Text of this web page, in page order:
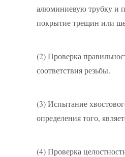
алюминиевую трубку и
покрытие трещин или
(2)Проверка
соответствия резьбы.
(3)Испытание
определения того,
(4)Проверка